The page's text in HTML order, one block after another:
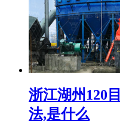
浙江湖州120
法,是什么